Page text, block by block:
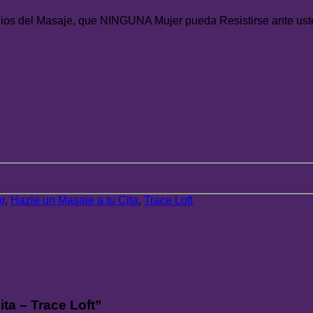
del Masaje, que NINGUNA Mujer pueda Resistirse ante
, Hazle un Masaje a tu Cita, Trace Loft
– Trace Loft”